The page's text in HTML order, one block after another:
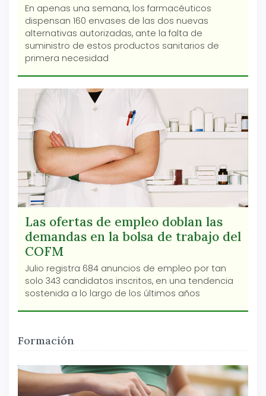
En apenas una semana, los farmacéuticos
dispensan 160 envases de las dos nuevas
alternativas autorizadas, ante la falta de
suministro de estos productos sanitarios de
primera necesidad
Las ofertas de empleo doblan las
demandas en la bolsa de trabajo del
COFM
Julio registra 684 anuncios de empleo por tan
solo 343 candidatos inscritos, en una tendencia
sostenida a lo largo de los últimos años
Formación